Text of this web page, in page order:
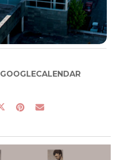
GOOGLECALENDAR